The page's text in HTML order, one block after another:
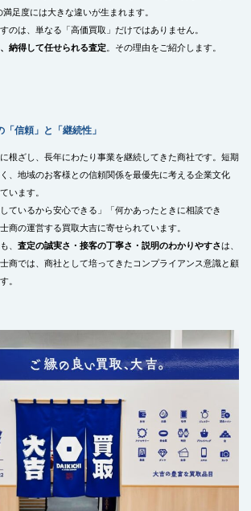
足度には大きな違いが生まれます。
のは、単なる「高価買取」だけではありません。
納得して任せられる査定。その理由をご紹介します。
信頼」と「継続性」
根ざし、長年にわたり事業を継続してきた商社です。短期
、地域のお客様との信頼関係を最優先に考える企業文化
います。
ているから安心できる」「何かあったときに相談でき
商の運営する買取大吉に寄せられています。
、 査定の誠実さ・接客の丁寧さ・説明のわかりやすさは、
商では、商社として培ってきたコンプライアンス意識と顧
。